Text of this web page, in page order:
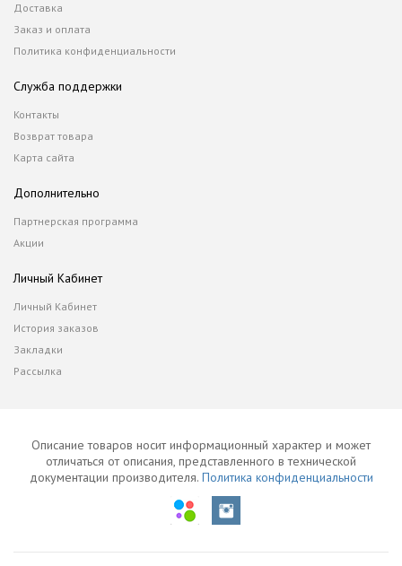
Доставка
Заказ и оплата
Политика конфиденциальности
Служба поддержки
Контакты
Возврат товара
Карта сайта
Дополнительно
Партнерская программа
Акции
Личный Кабинет
Личный Кабинет
История заказов
Закладки
Рассылка
Описание товаров носит информационный характер и может
отличаться от описания, представленного в технической
документации производителя. Политика конфиденциальности